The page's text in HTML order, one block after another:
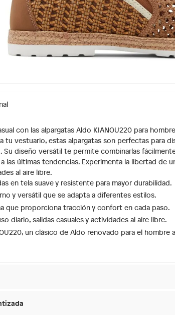
con las alpargatas Aldo KIANOU220 para
tu vestuario, estas alpargatas son perfectas para
Su diseño versátil te permite combinarlas
las últimas tendencias. Experimenta la libertad de
al aire libre.
en tela suave y resistente para mayor durabilidad.
y versátil que se adapta a diferentes estilos.
que proporciona tracción y confort en cada paso.
diario, salidas casuales y actividades al aire libre.
un clásico de Aldo renovado para el hombre